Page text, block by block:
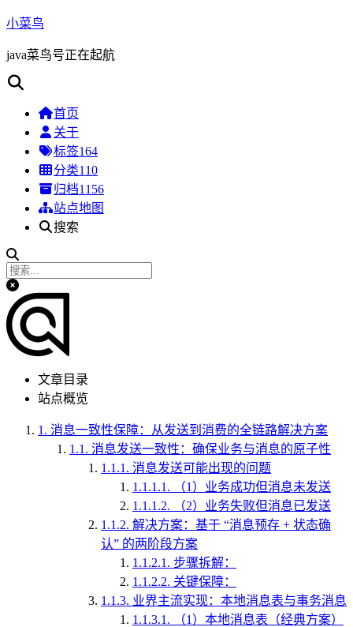
小菜鸟
java菜鸟号正在起航
首页
关于
标签164
分类110
归档1156
站点地图
搜索
文章目录
站点概览
1. 消息一致性保障：从发送到消费的全链路解决方案
1.1. 消息发送一致性：确保业务与消息的原子性
1.1.1. 消息发送可能出现的问题
1.1.1.1.
（1）业务成功但消息未发送
1.1.1.2.
（2）业务失败但消息已发送
1.1.2. 解决方案：基于 “消息预存 + 状态确
认” 的两阶段方案
1.1.2.1. 步骤拆解：
1.1.2.2. 关键保障：
1.1.3. 业界主流实现：本地消息表与事务消息
1.1.3.1.
（1）本地消息表（经典方案）